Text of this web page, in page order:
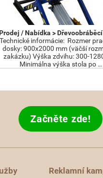
Prodej / Nabídka >
Technické informácie: Rozmer
dosky: 900x2000 mm (väčší
zakázku) Výška zdvihu: 300-
Minimálna výška stola po …
Začněte zde!
Reklamní